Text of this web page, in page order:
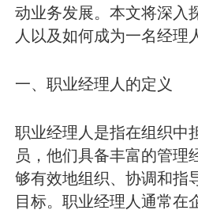
动业务发展。本文将深入
人以及如何成为一名经理
一、职业经理人的定义
职业经理人是指在组织中
员，他们具备丰富的管理
够有效地组织、协调和指
目标。职业经理人通常在